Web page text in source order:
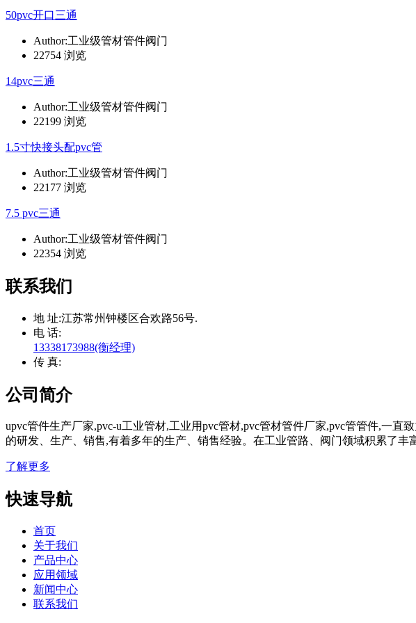
50pvc开口三通
Author:工业级管材管件阀门
22754 浏览
14pvc三通
Author:工业级管材管件阀门
22199 浏览
1.5寸快接头配pvc管
Author:工业级管材管件阀门
22177 浏览
7.5 pvc三通
Author:工业级管材管件阀门
22354 浏览
联系我们
地 址:江苏常州钟楼区合欢路56号.
电 话:
13338173988(衡经理)
传 真:
公司简介
upvc管件生产厂家,pvc-u工业管材,工业用pvc管材,pvc管材管件厂家,pvc管管件,一直
的研发、生产、销售,有着多年的生产、销售经验。在工业管路、阀门领域积累了丰
了解更多
快速导航
首页
关于我们
产品中心
应用领域
新闻中心
联系我们